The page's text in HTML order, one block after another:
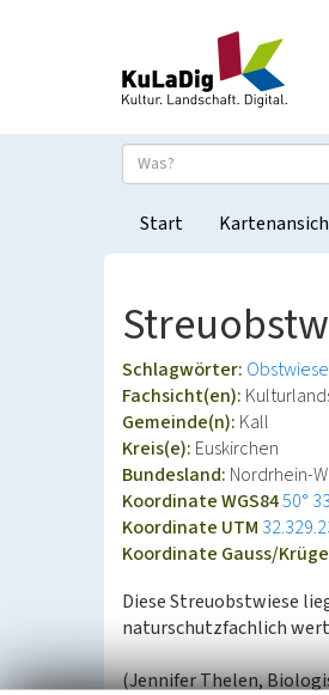
Start
Schlagwörter: Obstwiese
Fachsicht(en):
Gemeinde(n): Kall
Kreis(e): Euskirchen
Bundesland: Nordrhein-
Koordinate WGS8450°
Koordinate UTM
Koordinate Gauss/
Diese Streuobstwiese
naturschutzfachlich
(Jennifer Thelen,